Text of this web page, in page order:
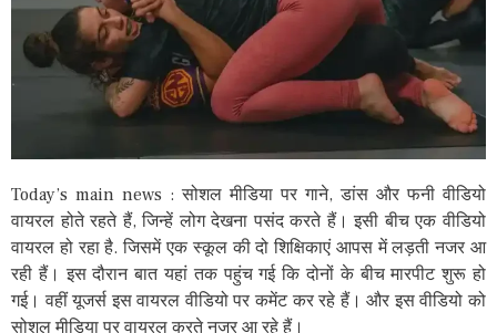
Today’s main news : सोशल मीडिया पर गाने, डांस और फनी वीडियो
वायरल होते रहते हैं, जिन्हें लोग देखना पसंद करते हैं। इसी बीच एक वीडियो
वायरल हो रहा है. जिसमें एक स्कूल की दो शिक्षिकाएं आपस में लड़ती नजर आ
रही हैं। इस दौरान बात यहां तक पहुंच गई कि दोनों के बीच मारपीट शुरू हो
गई। वहीं यूजर्स इस वायरल वीडियो पर कमेंट कर रहे हैं। और इस वीडियो को
सोशल मीडिया पर वायरल करते नजर आ रहे हैं।